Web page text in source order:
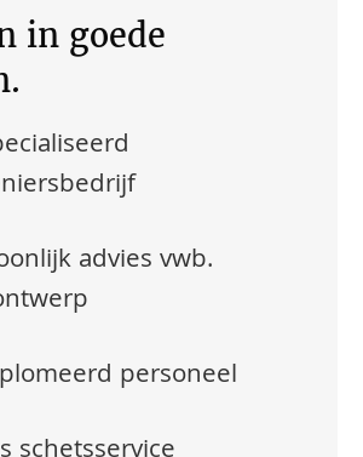
in goede
advies vwb.
personeel